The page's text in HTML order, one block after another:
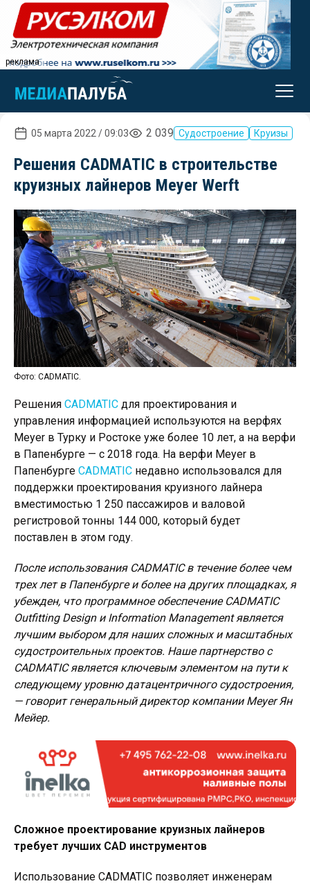
реклама
05 марта 2022 / 09:03 2 039 Судостроение Круизы
Решения CADMATIC в строительстве
круизных лайнеров Meyer Werft
Фото: CADMATIC.
Решения CADMATIC для проектирования и
управления информацией используются на верфях
Meyer в Турку и Ростоке уже более 10 лет, а на верфи
в Папенбурге — с 2018 года. На верфи Meyer в
Папенбурге CADMATIC недавно использовался для
поддержки проектирования круизного лайнера
вместимостью 1 250 пассажиров и валовой
регистровой тонны 144 000, который будет
поставлен в этом году.
После использования CADMATIC в течение более чем
трех лет в Папенбурге и более на других площадках, я
убежден, что программное обеспечение CADMATIC
Outfitting Design и Information Management является
лучшим выбором для наших сложных и масштабных
судостроительных проектов. Наше партнерство с
CADMATIC является ключевым элементом на пути к
следующему уровню датацентричного судостроения,
— говорит генеральный директор компании Meyer Ян
Мейер.
Сложное проектирование круизных лайнеров
требует лучших CAD инструментов
Использование CADMATIC позволяет инженерам